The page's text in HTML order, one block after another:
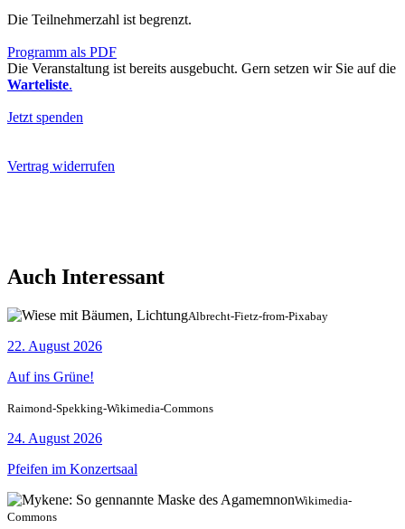
Die Teilnehmerzahl ist begrenzt.
Programm als PDF
Die Veranstaltung ist bereits ausgebucht. Gern setzen wir Sie auf die
Warteliste.
Jetzt spenden
Vertrag widerrufen
Auch Interessant
Albrecht-Fietz-from-Pixabay
22. August 2026
Auf ins Grüne!
Raimond-Spekking-Wikimedia-Commons
24. August 2026
Pfeifen im Konzertsaal
Wikimedia-
Commons